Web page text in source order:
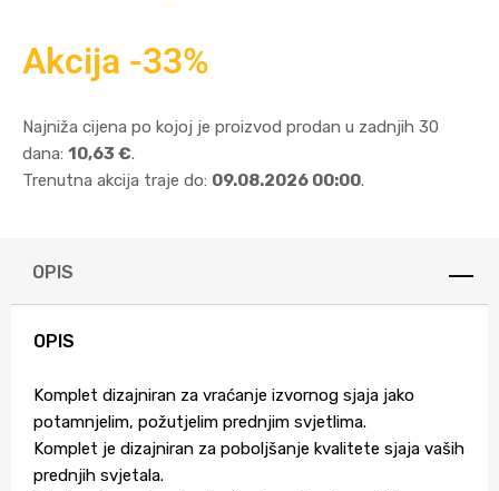
Akcija -33%
Najniža cijena po kojoj je proizvod prodan u zadnjih 30
dana: 10,63 €.
Trenutna akcija traje do: 09.08.2026 00:00.
OPIS
OPIS
Komplet dizajniran za vraćanje izvornog sjaja jako
potamnjelim, požutjelim prednjim svjetlima.
Komplet je dizajniran za poboljšanje kvalitete sjaja vaših
prednjih svjetala.